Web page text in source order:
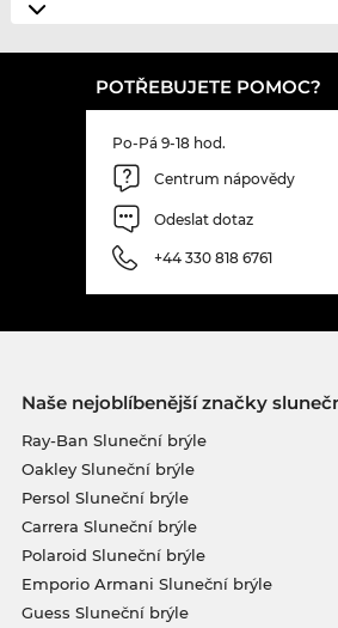
POTŘEBUJETE POMOC?
Po-Pá 9-18 hod.
Centrum nápovědy
Odeslat dotaz
+44 330 818 6761
Naše nejoblíbenější značky
Ray-Ban Sluneční brýle
Oakley Sluneční brýle
Persol Sluneční brýle
Carrera Sluneční brýle
Polaroid Sluneční brýle
Emporio Armani Sluneční brýle
Guess Sluneční brýle